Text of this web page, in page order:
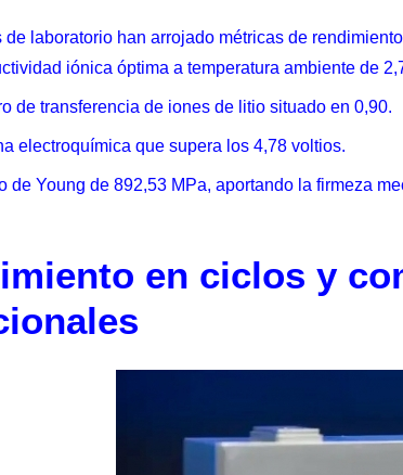
de laboratorio han arrojado métricas de
iónica óptima a temperatura ambiente de
de transferencia de iones de litio situado en 0,90.
electroquímica que supera los 4,78 voltios.
de Young de 892,53 MPa, aportando la firmeza
en ciclos y